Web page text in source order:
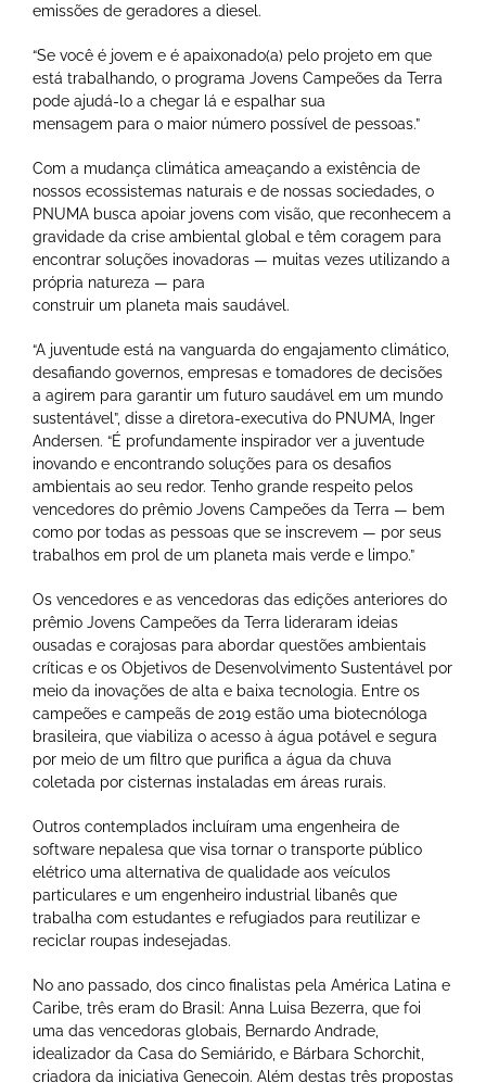
emissões de geradores a diesel.
“Se você é jovem e é apaixonado(a) pelo projeto em que
está trabalhando, o programa Jovens Campeões da Terra
pode ajudá-lo a chegar lá e espalhar sua
mensagem para o maior número possível de pessoas.”
Com a mudança climática ameaçando a existência de
nossos ecossistemas naturais e de nossas sociedades, o
PNUMA busca apoiar jovens com visão, que reconhecem a
gravidade da crise ambiental global e têm coragem para
encontrar soluções inovadoras — muitas vezes utilizando a
própria natureza — para
construir um planeta mais saudável.
“A juventude está na vanguarda do engajamento climático,
desafiando governos, empresas e tomadores de decisões
a agirem para garantir um futuro saudável em um mundo
sustentável”, disse a diretora-executiva do PNUMA, Inger
Andersen. “É profundamente inspirador ver a juventude
inovando e encontrando soluções para os desafios
ambientais ao seu redor. Tenho grande respeito pelos
vencedores do prêmio Jovens Campeões da Terra — bem
como por todas as pessoas que se inscrevem — por seus
trabalhos em prol de um planeta mais verde e limpo.”
Os vencedores e as vencedoras das edições anteriores do
prêmio Jovens Campeões da Terra lideraram ideias
ousadas e corajosas para abordar questões ambientais
críticas e os Objetivos de Desenvolvimento Sustentável por
meio da inovações de alta e baixa tecnologia. Entre os
campeões e campeãs de 2019 estão uma biotecnóloga
brasileira, que viabiliza o acesso à água potável e segura
por meio de um filtro que purifica a água da chuva
coletada por cisternas instaladas em áreas rurais.
Outros contemplados incluíram uma engenheira de
software nepalesa que visa tornar o transporte público
elétrico uma alternativa de qualidade aos veículos
particulares e um engenheiro industrial libanês que
trabalha com estudantes e refugiados para reutilizar e
reciclar roupas indesejadas.
No ano passado, dos cinco finalistas pela América Latina e
Caribe, três eram do Brasil: Anna Luisa Bezerra, que foi
uma das vencedoras globais, Bernardo Andrade,
idealizador da Casa do Semiárido, e Bárbara Schorchit,
criadora da iniciativa Genecoin. Além destas três propostas